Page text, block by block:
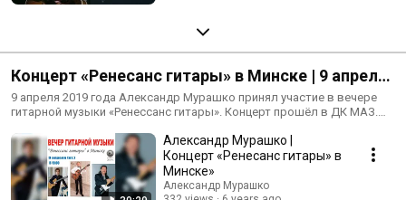
Концерт «Ренесанс гитары» в Минске | 9 апреля
2019 года
9 апреля 2019 года Александр Мурашко принял участие в вечере
гитарной музыки «Ренессанс гитары». Концерт прошёл в ДК МАЗ.
Республики Беларусь Владимиром Ткаченко девять композиций.
Александр Мурашко |
Концерт «Ренесанс гитары» в
Минске»
Александр Мурашко